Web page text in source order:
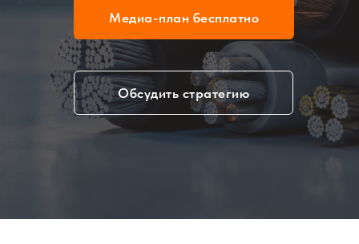
Медиа-план бесплатно
Обсудить стратегию